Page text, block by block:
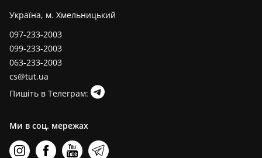
Україна, м. Хмельницький
097-233-2003
099-233-2003
063-233-2003
cs@tut.ua
Пишіть в Телеграм:
Ми в соц. мережах